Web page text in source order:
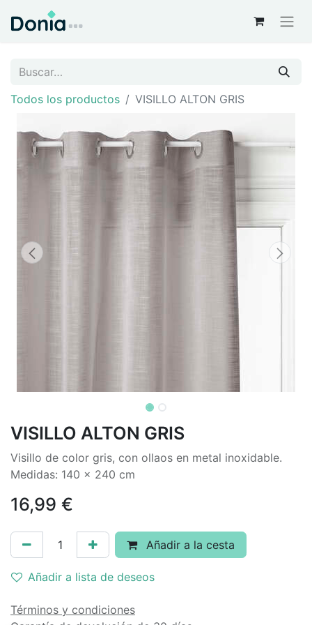
Todos los productos VISILLO ALTON GRIS
VISILLO ALTON GRIS
Visillo de color gris, con ollaos en metal inoxidable.
Medidas: 140 x 240 cm
16,99 €
Añadir a la cesta
Añadir a lista de deseos
Términos y condiciones